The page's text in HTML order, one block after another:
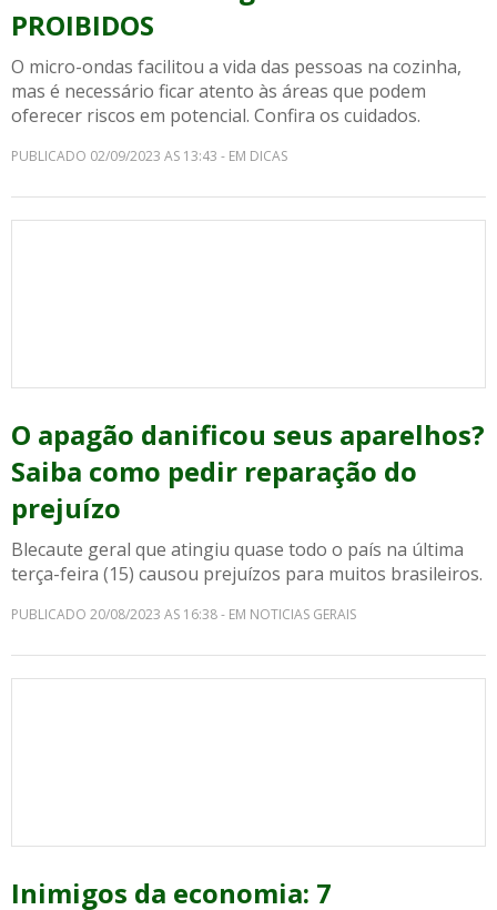
PROIBIDOS
O micro-ondas facilitou a vida das pessoas na cozinha,
mas é necessário ficar atento às áreas que podem
oferecer riscos em potencial. Confira os cuidados.
PUBLICADO 02/09/2023 AS 13:43 - EM DICAS
O apagão danificou seus aparelhos?
Saiba como pedir reparação do
prejuízo
Blecaute geral que atingiu quase todo o país na última
terça-feira (15) causou prejuízos para muitos brasileiros.
PUBLICADO 20/08/2023 AS 16:38 - EM NOTICIAS GERAIS
Inimigos da economia: 7